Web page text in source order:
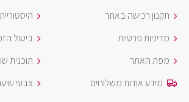
תקנון רכישה באתר
מדיניות פרטיות
מפת האתר
מידע אודות משלוחים
ביטול
תוכנית
צבעי